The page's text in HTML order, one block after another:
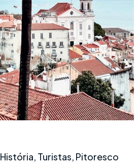
História, Turistas, Pitoresco